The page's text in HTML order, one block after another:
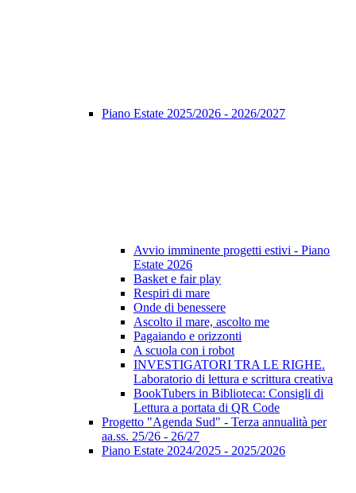
Piano Estate 2025/2026 - 2026/2027
Avvio imminente progetti estivi - Piano
Estate 2026
Basket e fair play
Respiri di mare
Onde di benessere
Ascolto il mare, ascolto me
Pagaiando e orizzonti
A scuola con i robot
INVESTIGATORI TRA LE RIGHE.
Laboratorio di lettura e scrittura creativa
BookTubers in Biblioteca: Consigli di
Lettura a portata di QR Code
Progetto "Agenda Sud" - Terza annualità per
aa.ss. 25/26 - 26/27
Piano Estate 2024/2025 - 2025/2026